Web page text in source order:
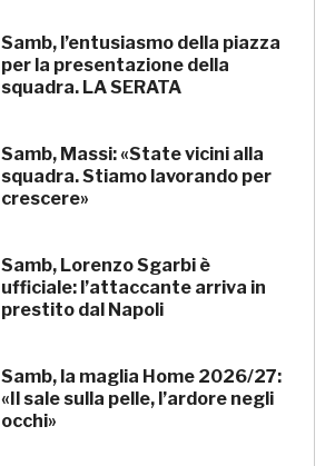
Samb, l’entusiasmo della piazza
per la presentazione della
squadra. LA SERATA
Samb, Massi: «State vicini alla
squadra. Stiamo lavorando per
crescere»
Samb, Lorenzo Sgarbi è
ufficiale: l’attaccante arriva in
prestito dal Napoli
Samb, la maglia Home 2026/27:
«Il sale sulla pelle, l’ardore negli
occhi»